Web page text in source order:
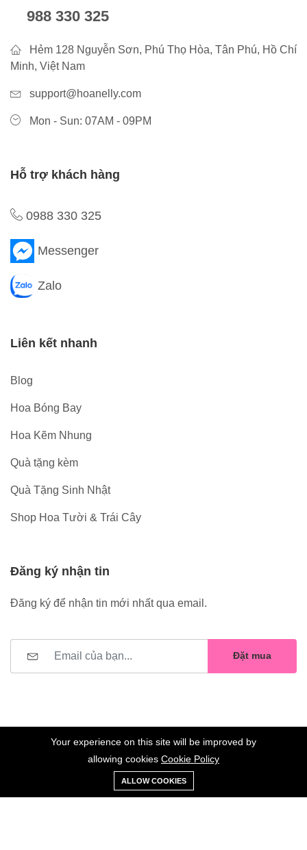
988 330 325
Hẻm 128 Nguyễn Sơn, Phú Thọ Hòa, Tân Phú, Hồ Chí
Minh, Việt Nam
support@hoanelly.com
Mon - Sun: 07AM - 09PM
Hỗ trợ khách hàng
0988 330 325
Messenger
Zalo
Liên kết nhanh
Blog
Hoa Bóng Bay
Hoa Kẽm Nhung
Quà tặng kèm
Quà Tặng Sinh Nhật
Shop Hoa Tười & Trái Cây
Đăng ký nhận tin
Đăng ký để nhận tin mới nhất qua email.
Đặt mua
©2023 Hoa Nelly . All Rights Reserved.
0
Xe
đẩy
Danh sách
yêu thích
Your experience on this site will be improved by
allowing cookies Cookie Policy
ALLOW COOKIES